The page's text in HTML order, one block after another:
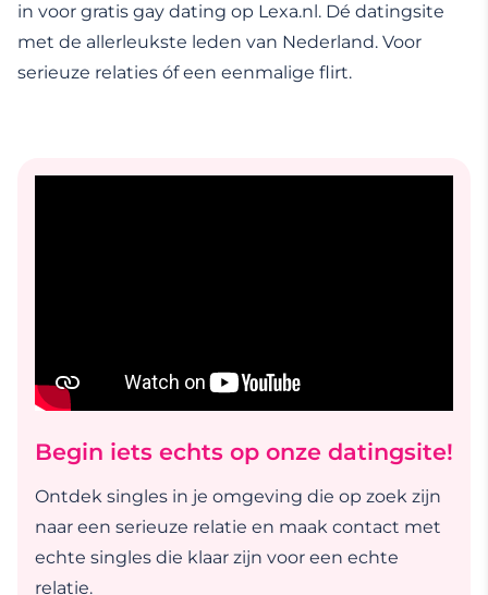
in voor gratis gay dating op Lexa.nl. Dé datingsite
met de allerleukste leden van Nederland. Voor
serieuze relaties óf een eenmalige flirt.
Begin iets echts op onze datingsite!
Ontdek singles in je omgeving die op zoek zijn
naar een serieuze relatie en maak contact met
echte singles die klaar zijn voor een echte
relatie.